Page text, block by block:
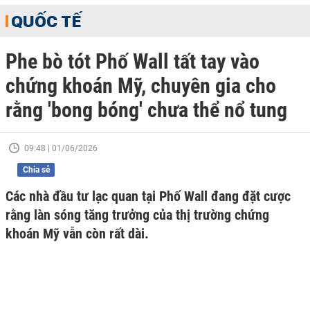
QUỐC TẾ
Phe bò tót Phố Wall tất tay vào
chứng khoán Mỹ, chuyên gia cho
rằng 'bong bóng' chưa thể nổ tung
09:48 | 01/06/2026
Chia sẻ
Các nhà đầu tư lạc quan tại Phố Wall đang đặt cược
rằng làn sóng tăng trưởng của thị trường chứng
khoán Mỹ vẫn còn rất dài.